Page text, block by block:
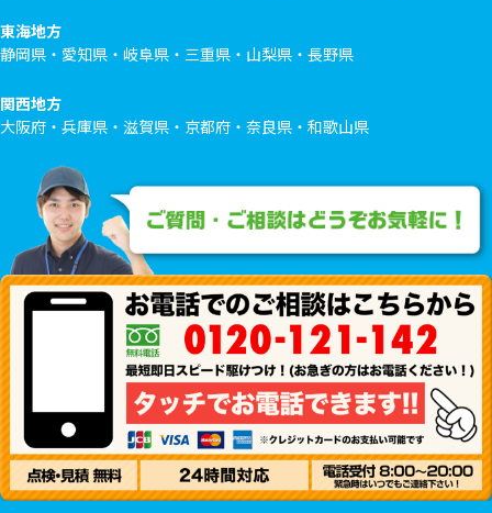
東海地方
静岡県・愛知県・岐阜県・三重県・山梨県・長野県
関西地方
大阪府・兵庫県・滋賀県・京都府・奈良県・和歌山県